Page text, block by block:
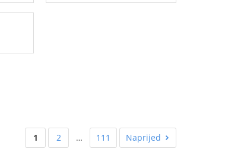
1 2 … 111 Naprijed